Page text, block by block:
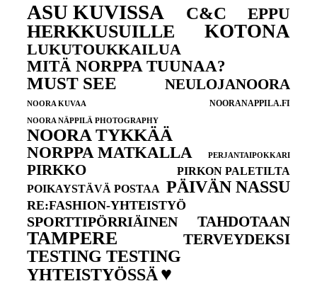
ASU KUVISSA C&C EPPU
HERKKUSUILLE KOTONA
LUKUTOUKKAILUA
MITÄ NORPPA TUUNAA?
MUST SEE NEULOJANOORA
NOORA KUVAA NOORANAPPILA.FI
NOORA NÄPPILÄ PHOTOGRAPHY
NOORA TYKKÄÄ
NORPPA MATKALLA PERJANTAIPOKKARI
PIRKKO
PIRKON PALETILTA
POIKAYSTÄVÄ POSTAA PÄIVÄN NASSU
RE:FASHION-YHTEISTYÖ
SPORTTIPÖRRIÄINEN TAHDOTAAN
TAMPERE TERVEYDEKSI
TESTING TESTING
YHTEISTYÖSSÄ♥